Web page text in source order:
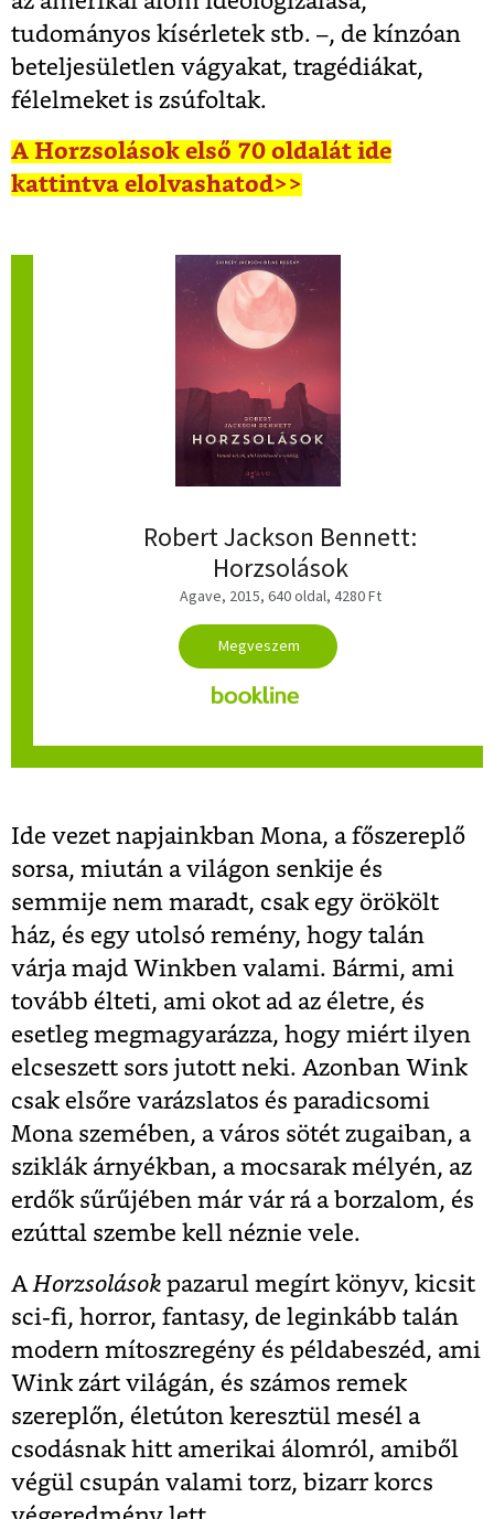
tudományos kísérletek stb. –, de kínzóan
beteljesületlen vágyakat, tragédiákat,
félelmeket is zsúfoltak.
A Horzsolások első 70 oldalát ide
kattintva elolvashatod>>
Robert Jackson Bennett:
Horzsolások
Agave, 2015, 640 oldal, 4280 Ft
Ide vezet napjainkban Mona, a főszereplő
sorsa, miután a világon senkije és
semmije nem maradt, csak egy örökölt
ház, és egy utolsó remény, hogy talán
várja majd Winkben valami. Bármi, ami
tovább élteti, ami okot ad az életre, és
esetleg megmagyarázza, hogy miért ilyen
elcseszett sors jutott neki. Azonban Wink
csak elsőre varázslatos és paradicsomi
Mona szemében, a város sötét zugaiban, a
sziklák árnyékban, a mocsarak mélyén, az
erdők sűrűjében már vár rá a borzalom, és
ezúttal szembe kell néznie vele.
A Horzsolások pazarul megírt könyv, kicsit
sci-fi, horror, fantasy, de leginkább talán
modern mítoszregény és példabeszéd, ami
Wink zárt világán, és számos remek
szereplőn, életúton keresztül mesél a
csodásnak hitt amerikai álomról, amiből
végül csupán valami torz, bizarr korcs